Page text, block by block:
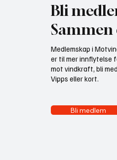
Bli
Sammen
Medlemskap i
er til mer innflytelse
mot vindkraft, bli
Vipps eller kort.
Bli medlem